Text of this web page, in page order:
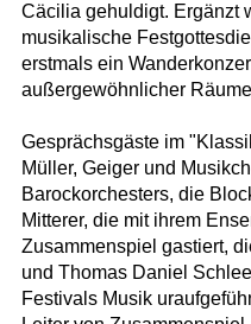
Cäcilia gehuldigt. Ergänzt
musikalische
erstmals ein
außergewöhnlicher
Gesprächsgäste im
Müller, Geiger und
Barockorchesters, die
Mitterer, die mit ihrem
Zusammenspiel gastiert,
und Thomas Daniel
Festivals Musik